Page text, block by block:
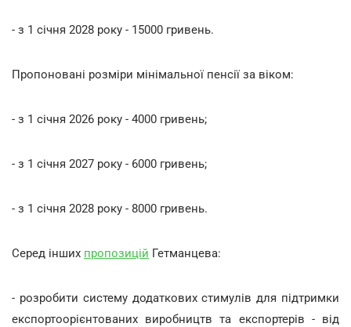
- з 1 січня 2028 року - 15000 гривень.
Пропоновані розміри мінімальної пенсії за віком:
- з 1 січня 2026 року - 4000 гривень;
- з 1 січня 2027 року - 6000 гривень;
- з 1 січня 2028 року - 8000 гривень.
Серед інших пропозицій Гетманцева:
- розробити систему додаткових стимулів для підтримки
експортоорієнтованих виробництв та експортерів - від